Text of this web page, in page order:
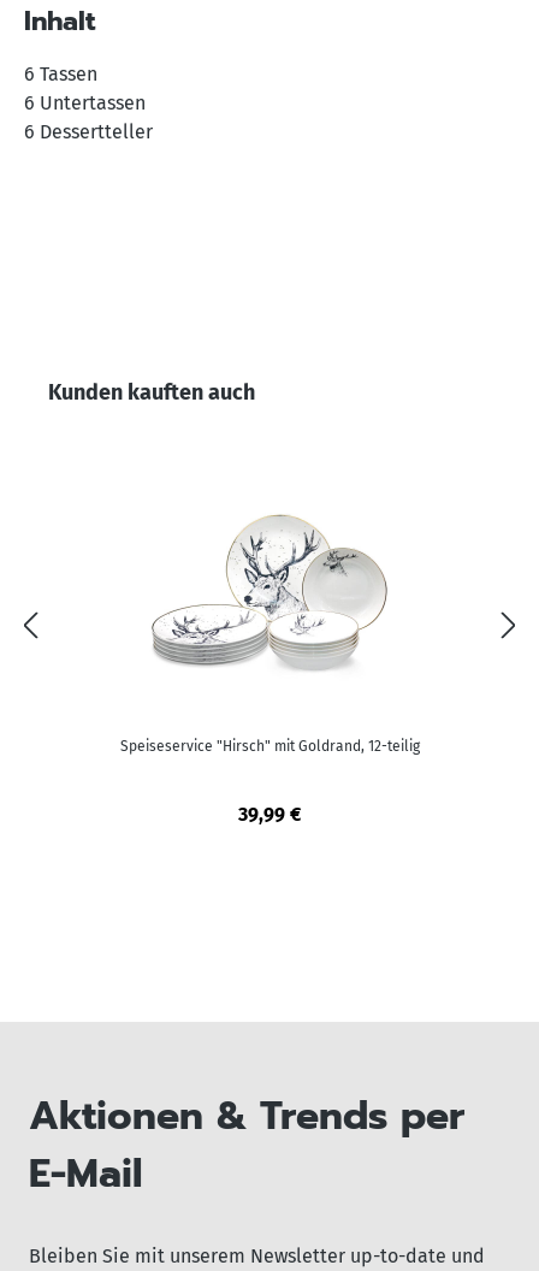
Inhalt
6 Tassen
6 Untertassen
6 Dessertteller
Produktgalerie überspringen
Kunden kauften auch
Speiseservice "Hirsch" mit Goldrand, 12-teilig
39,99 €
Aktionen & Trends per
E-Mail
Bleiben Sie mit unserem Newsletter up-to-date und